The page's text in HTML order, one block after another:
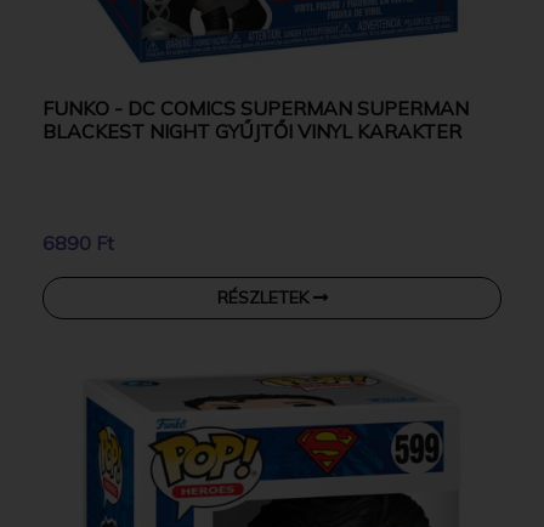
FUNKO - DC COMICS SUPERMAN SUPERMAN
BLACKEST NIGHT GYŰJTŐI VINYL KARAKTER
6890 Ft
RÉSZLETEK